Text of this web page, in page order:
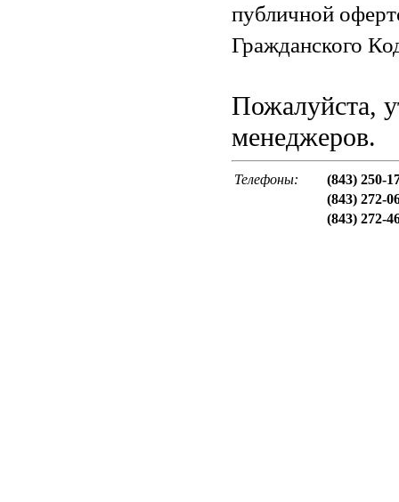
публичной
Гражданского
Пожалуйста,
менеджеров.
Телефоны:
(843) 250-
(843) 272-
(843) 272-